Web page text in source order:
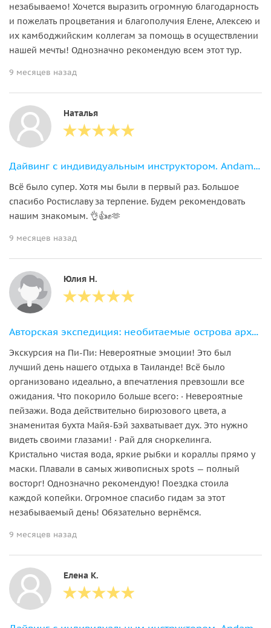
незабываемо! Хочется выразить огромную благодарность
и пожелать процветания и благополучия Елене, Алексею и
их камбоджийским коллегам за помощь в осуществлении
нашей мечты! Однозначно рекомендую всем этот тур.
9 месяцев назад
Наталья
Дайвинг с индивидуальным инструктором. Andaman Diving&Travel Company
Всё было супер. Хотя мы были в первый раз. Большое
спасибо Ростиславу за терпение. Будем рекомендовать
нашим знакомым. 👌👍✊🫶
9 месяцев назад
Юлия Н.
Авторская экспедиция: необитаемые острова архипелага Phi Phi
Экскурсия на Пи-Пи: Невероятные эмоции! Это был
лучший день нашего отдыха в Таиланде! Всё было
организовано идеально, а впечатления превзошли все
ожидания. Что покорило больше всего: · Невероятные
пейзажи. Вода действительно бирюзового цвета, а
знаменитая бухта Майя-Бэй захватывает дух. Это нужно
видеть своими глазами! · Рай для сноркелинга.
Кристально чистая вода, яркие рыбки и кораллы прямо у
маски. Плавали в самых живописных spots — полный
восторг! Однозначно рекомендую! Поездка стоила
каждой копейки. Огромное спасибо гидам за этот
незабываемый день! Обязательно вернёмся.
9 месяцев назад
Елена К.